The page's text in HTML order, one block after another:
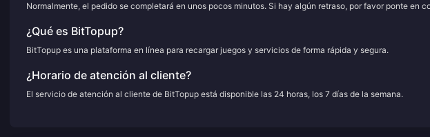
Normalmente, el pedido se completará en unos pocos minutos. Si hay algún retraso, por favor ponte en
¿Qué es BitTopup?
BitTopup es una plataforma en línea para recargar juegos y servicios de forma rápida y segura.
¿Horario de atención al cliente?
El servicio de atención al cliente de BitTopup está disponible las 24 horas, los 7 días de la semana.